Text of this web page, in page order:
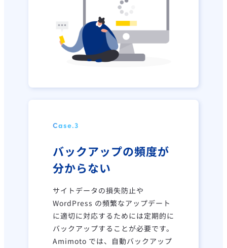
Case.3
バックアップの頻度が
分からない
サイトデータの損失防止や
WordPress の頻繁なアップデート
に適切に対応するためには定期的に
バックアップすることが必要です。
Amimoto では、自動バックアップ